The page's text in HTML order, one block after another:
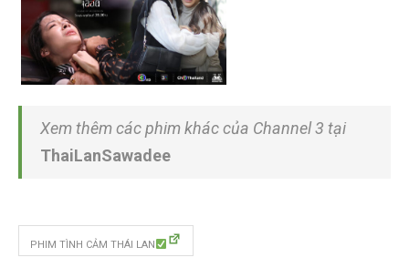
Xem thêm các phim khác của Channel 3 tại
ThaiLanSawadee
PHIM TÌNH CẢM THÁI LAN